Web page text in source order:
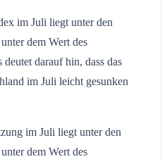
im Juli liegt unter den
dem Wert des
darauf hin, dass das
im Juli leicht gesunken
im Juli liegt unter den
dem Wert des